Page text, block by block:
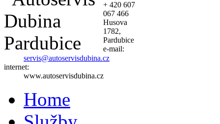
+ 420 607
067 466
Husova
1782,
Pardubice
e-mail:
servis@autoservisdubina.cz
internet:
www.autoservisdubina.cz
Home